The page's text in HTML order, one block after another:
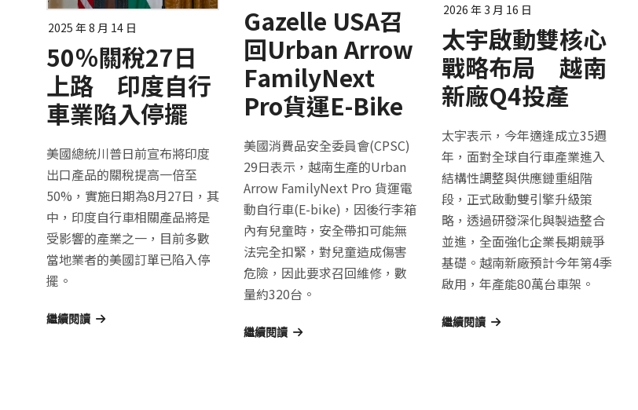
2025 年 8 月 14 日
50％關稅27日
上路 印度自行
車業陷入停擺
美國總統川普日前宣布將印度
出口產品的關稅提高一倍至
50%，實施日期為8月27日，其
中，印度自行車相關產品將是
受影響的產業之一，目前多數
當地業者的美國訂單已陷入停
擺。
繼續閱讀
Gazelle USA召
回Urban Arrow
FamilyNext
Pro貨運E-Bike
美國消費品安全委員會(CPSC)
29日表示，越南生產的Urban
Arrow FamilyNext Pro 貨運電
動自行車(E-bike)，因後行李箱
內有兒童時，安全帶扣可能無
法完全扣緊，對兒童造成傷害
危險，因此要求召回維修，數
量約320台。
繼續閱讀
2026 年 3 月 16 日
太宇啟動雙核心
戰略布局 越南
新廠Q4投產
太宇表示，今年適逢成立35週
年，面對全球自行車產業進入
結構性調整與供應鏈重組階
段，正式啟動雙引擎升級策
略，透過研發深化與製造整合
並進，全面強化企業長期競爭
基礎。越南新廠預計今年第4季
啟用，年產能80萬台車架。
繼續閱讀